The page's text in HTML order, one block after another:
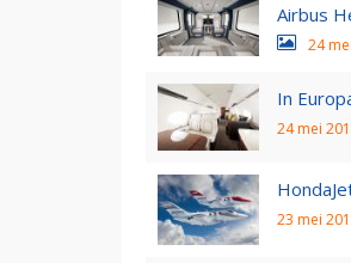
Airbus
24
In
24 mei
23 mei